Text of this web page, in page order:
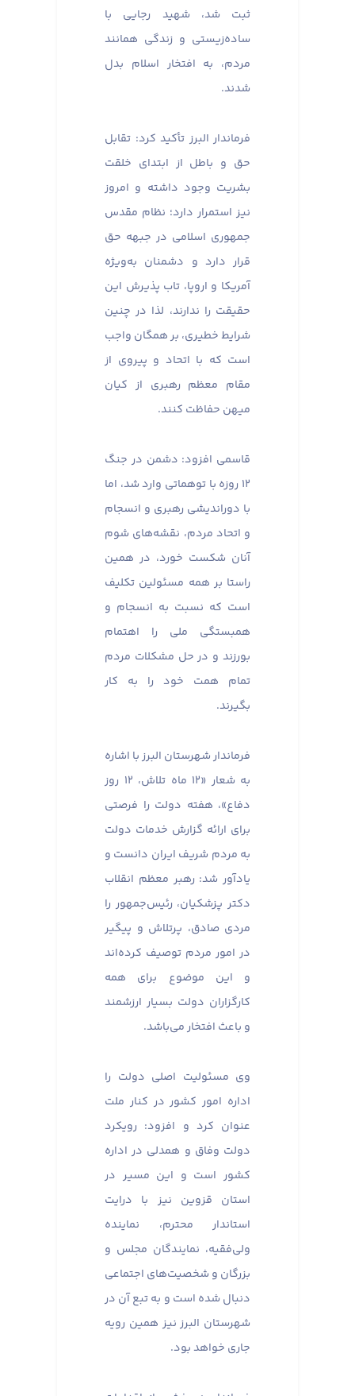
ثبت شد، شهید رجایی با
ساده‌زیستی و زندگی همانند
مردم، به افتخار اسلام بدل
شدند.
فرماندار البرز تأکید کرد: تقابل
حق و باطل از ابتدای خلقت
بشریت وجود داشته و امروز
نیز استمرار دارد؛ نظام مقدس
جمهوری اسلامی در جبهه حق
قرار دارد و دشمنان به‌ویژه
آمریکا و اروپا، تاب پذیرش این
حقیقت را ندارند، لذا در چنین
شرایط خطیری، بر همگان واجب
است که با اتحاد و پیروی از
مقام معظم رهبری از کیان
میهن حفاظت کنند.
قاسمی افزود: دشمن در جنگ
۱۲ روزه با توهماتی وارد شد، اما
با دوراندیشی رهبری و انسجام
و اتحاد مردم، نقشه‌های شوم
آنان شکست خورد، در همین
راستا بر همه مسئولین تکلیف
است که نسبت به انسجام و
همبستگی ملی را اهتمام
بورزند و در حل مشکلات مردم
تمام همت خود را به کار
بگیرند.
فرماندار شهرستان البرز با اشاره
به شعار «۱۲ ماه تلاش، ۱۲ روز
دفاع»، هفته دولت را فرصتی
برای ارائه گزارش خدمات دولت
به مردم شریف ایران دانست و
یادآور شد: رهبر معظم انقلاب
دکتر پزشکیان، رئیس‌جمهور را
مردی صادق، پرتلاش و پیگیر
در امور مردم توصیف کرده‌اند
و این موضوع برای همه
کارگزاران دولت بسیار ارزشمند
و باعث افتخار می‌باشد.
وی مسئولیت اصلی دولت را
اداره امور کشور در کنار ملت
عنوان کرد و افزود: رویکرد
دولت وفاق و همدلی در اداره
کشور است و این مسیر در
استان قزوین نیز با درایت
استاندار محترم، نماینده
ولی‌فقیه، نمایندگان مجلس و
بزرگان و شخصیت‌های اجتماعی
دنبال شده است و به تبع آن در
شهرستان البرز نیز همین رویه
جاری خواهد بود.